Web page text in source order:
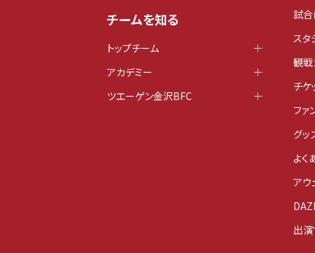
チームを知る
トップチーム
アカデミー
ツエーゲン金沢BFC
試合
スタ
観戦
チケ
ファ
グッ
よく
アウ
出